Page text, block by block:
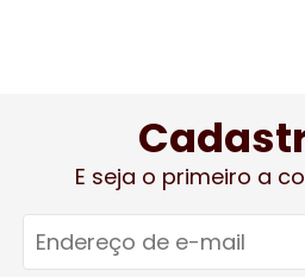
E seja o primeiro a